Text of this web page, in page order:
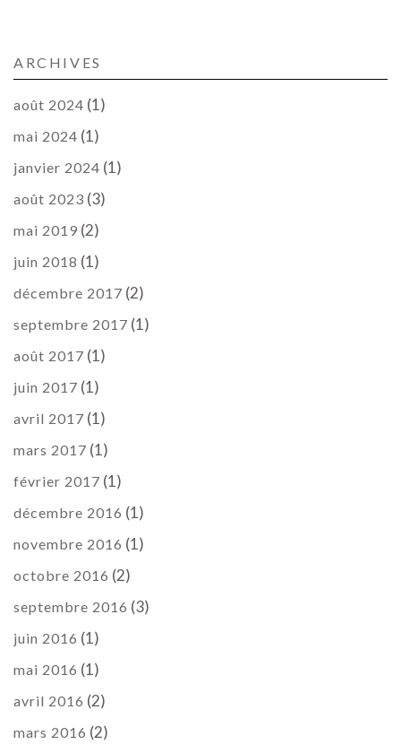
ARCHIVES
août 2024 (1)
mai 2024 (1)
janvier 2024 (1)
août 2023 (3)
mai 2019 (2)
juin 2018 (1)
décembre 2017 (2)
septembre 2017 (1)
août 2017 (1)
juin 2017 (1)
avril 2017 (1)
mars 2017 (1)
février 2017 (1)
décembre 2016 (1)
novembre 2016 (1)
octobre 2016 (2)
septembre 2016 (3)
juin 2016 (1)
mai 2016 (1)
avril 2016 (2)
mars 2016 (2)